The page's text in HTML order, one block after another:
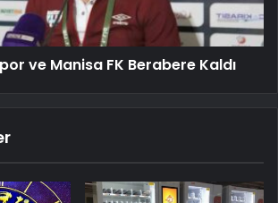
ve Manisa FK Berabere Kaldı